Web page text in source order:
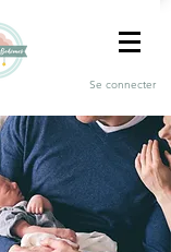
Se connecter